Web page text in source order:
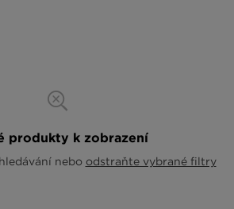
produkty k zobrazení
nebo odstraňte vybrané filtry